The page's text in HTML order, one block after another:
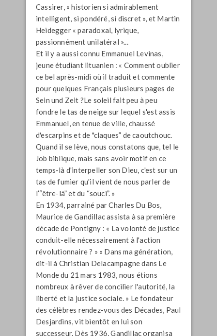
Cassirer, «historien si admirablement
intelligent, si pondéré, si discret », et Martin
Heidegger «paradoxal, lyrique,
passionnément unilatéral »...
Et il y a aussi connu Emmanuel Levinas,
jeune étudiant lituanien : « Comment oublier
ce bel après-midi où il traduit et commente
pour quelques Français plusieurs pages de
Sein und Zeit ?Le soleil fait peu à peu
fondre le tas de neige sur lequel s'est assis
Emmanuel, en tenue de ville, chaussé
d'escarpins et de "claques” de caoutchouc.
Quand il se lève, nous constatons que, tel le
Job biblique, mais sans avoir motif en ce
temps-là d'interpeller son Dieu, c'est sur un
tas de fumier qu'il vient de nous parler de
l’“être-là” et du “souci”. »
En 1934, parrainé par Charles Du Bos,
Maurice de Gandillac assista à sa première
décade de Pontigny : « La volonté de justice
conduit-elle nécessairement à l'action
révolutionnaire ? » « Dans ma génération,
dit-il à Christian Delacampagne dans Le
Mondedu 21 mars 1983, nous étions
nombreux à rêver de concilier l'autorité, la
liberté et la justice sociale. » Le fondateur
des célèbres rendez-vous des Décades, Paul
Desjardins, vit bientôt en lui son
successeur. Dès 1936, Gandillac organisa